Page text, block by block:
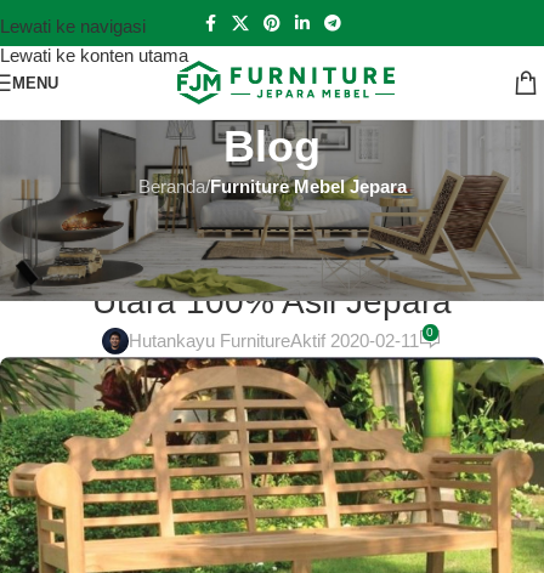
Lewati ke navigasi
Lewati ke konten utama
MENU
Blog
Beranda/Furniture Mebel Jepara
FURNITURE MEBEL JEPARA
Sofa Jati Jepara Terbaik di Jakarta
Utara 100% Asli Jepara
Hutankayu FurnitureAktif 2020-02-11 0